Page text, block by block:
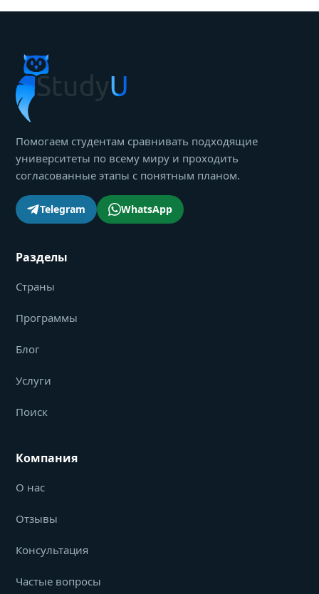
Помогаем студентам сравнивать подходящие
университеты по всему миру и проходить
согласованные этапы с понятным планом.
Telegram WhatsApp
Разделы
Страны
Программы
Блог
Услуги
Поиск
Компания
О нас
Отзывы
Консультация
Частые вопросы